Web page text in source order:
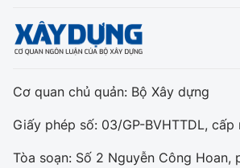
Cơ quan chủ quản: Bộ Xây dựng
Giấy phép số: 03/GP-BVHTTDL,
Tòa soạn: Số 2 Nguyễn Công Hoan,